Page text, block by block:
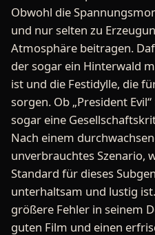
Obwohl die
und nur selten zu
Atmosphäre beitragen.
der sogar ein Hinterwald
ist und die Festidylle, die
sorgen. Ob „President
sogar eine
Nach einem
unverbrauchtes Szenario,
Standard für dieses
unterhaltsam und lustig
größere Fehler in seinem
guten Film und einen